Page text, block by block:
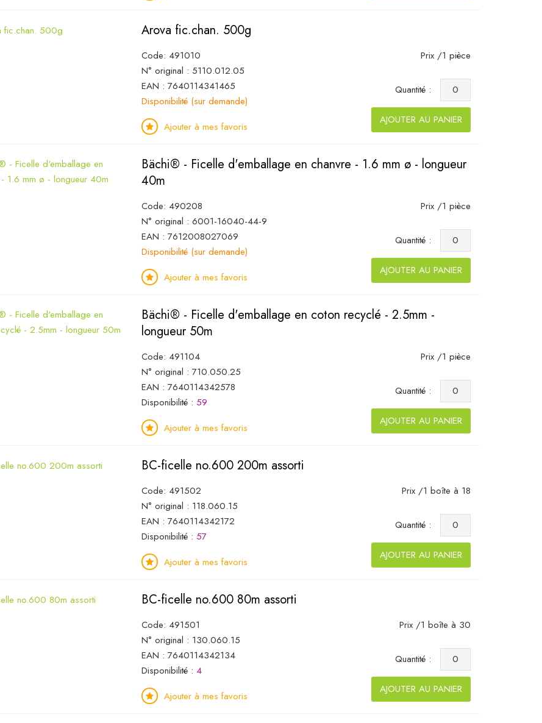
Arova fic.chan. 500g
Code: 491010
N° original : 5110.012.05
EAN : 7640114341465
Disponibilité (sur demande)
Ajouter à mes favoris
Prix /1 pièce
Quantité :
AJOUTER AU PANIER
Bächi® - Ficelle d'emballage en chanvre - 1.6 mm ø - longueur
40m
Code: 490208
N° original : 6001-16040-44-9
EAN : 7612008027069
Disponibilité (sur demande)
Ajouter à mes favoris
Prix /1 pièce
Quantité :
AJOUTER AU PANIER
Bächi® - Ficelle d'emballage en coton recyclé - 2.5mm -
longueur 50m
Code: 491104
N° original : 710.050.25
EAN : 7640114342578
Disponibilité : 59
Ajouter à mes favoris
Prix /1 pièce
Quantité :
AJOUTER AU PANIER
BC-ficelle no.600 200m assorti
Code: 491502
N° original : 118.060.15
EAN : 7640114342172
Disponibilité : 57
Ajouter à mes favoris
Prix /1 boîte à 18
Quantité :
AJOUTER AU PANIER
BC-ficelle no.600 80m assorti
Code: 491501
N° original : 130.060.15
EAN : 7640114342134
Disponibilité : 4
Ajouter à mes favoris
Prix /1 boîte à 30
Quantité :
AJOUTER AU PANIER